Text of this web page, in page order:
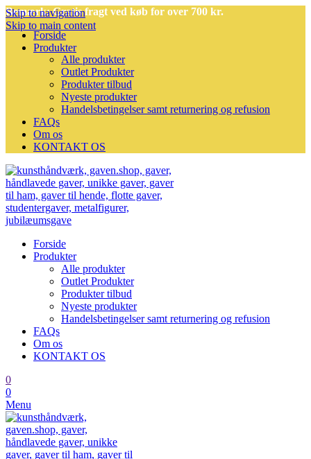
Skip to navigation
Skip to main content
Bemærk: Gratis fragt ved køb for over 700 kr.
Forside
Produkter
Alle produkter
Outlet Produkter
Produkter tilbud
Nyeste produkter
Handelsbetingelser samt returnering og refusion
FAQs
Om os
KONTAKT OS
Forside
Produkter
Alle produkter
Outlet Produkter
Produkter tilbud
Nyeste produkter
Handelsbetingelser samt returnering og refusion
FAQs
Om os
KONTAKT OS
0
0
Menu